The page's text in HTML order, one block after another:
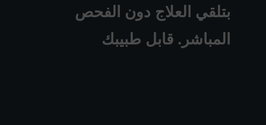
بتلقي العلاج دون الفحص
المباشر. قابل طبيبك